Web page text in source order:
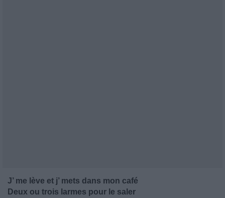
J’ me lève et j’ mets dans mon café
Deux ou trois larmes pour le saler